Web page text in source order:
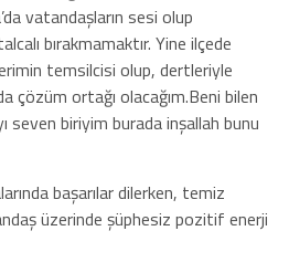
vatandaşların sesi olup
bırakmamaktır. Yine ilçede
temsilcisi olup, dertleriyle
çözüm ortağı olacağım.Beni bilen
seven biriyim burada inşallah bunu
başarılar dilerken, temiz
üzerinde şüphesiz pozitif enerji